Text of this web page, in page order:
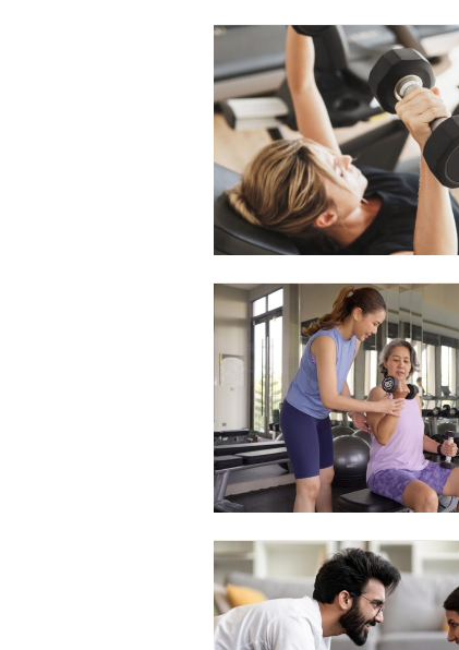
Free limited access
Gratis / forever
Praesent euismod ac
Ut mollis pellentesque tortor
Nullam eu erat condimentum
Donec quis est ac felis
Orci varius natoque dolor